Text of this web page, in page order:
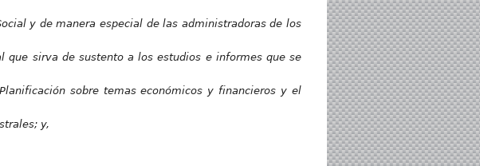
y de manera especial de las administradoras de los
que sirva de sustento a los estudios e informes que se
sobre temas económicos y financieros y el
y,